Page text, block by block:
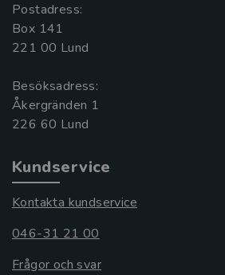
Postadress:
Box 141
221 00 Lund
Besöksadress:
Åkergränden 1
Kundservice
Kontakta kundservice
046-31 21 00
Frågor och svar